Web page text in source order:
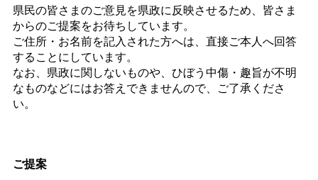
県民の皆さまのご意見を県政に反映させるため、皆さま
からのご提案をお待ちしています。
ご住所・お名前を記入された方へは、直接ご本人へ回答
することにしています。
なお、県政に関しないものや、ひぼう中傷・趣旨が不明
なものなどにはお答えできませんので、ご了承くださ
い。
ご提案